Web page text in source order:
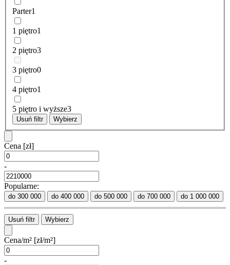
Parter1
1 piętro1
2 piętro3
3 piętro0
4 piętro1
5 piętro i wyższe3
Usuń filtr Wybierz
Cena [zł]
-
Popularne:
do 300 000 do 400 000 do 500 000 do 700 000 do 1 000 000
Usuń filtr Wybierz
Cena/m² [zł/m²]
-